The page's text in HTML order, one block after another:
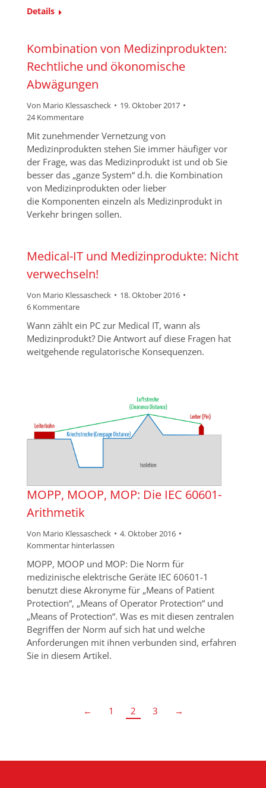
Details
Kombination von Medizinprodukten:
Rechtliche und ökonomische
Abwägungen
Von Mario Klessascheck
19. Oktober 2017
24 Kommentare
Mit zunehmender Vernetzung von
Medizinprodukten stehen Sie immer häufiger vor
der Frage, was das Medizinprodukt ist und ob Sie
besser das „ganze System“ d.h. die Kombination
von Medizinprodukten oder lieber
die Komponenten einzeln als Medizinprodukt in
Verkehr bringen sollen.
Medical-IT und Medizinprodukte: Nicht
verwechseln!
Von Mario Klessascheck
18. Oktober 2016
6 Kommentare
Wann zählt ein PC zur Medical IT, wann als
Medizinprodukt? Die Antwort auf diese Fragen hat
weitgehende regulatorische Konsequenzen.
MOPP, MOOP, MOP: Die IEC 60601-
Arithmetik
Von Mario Klessascheck
4. Oktober 2016
Kommentar hinterlassen
MOPP, MOOP und MOP: Die Norm für
medizinische elektrische Geräte IEC 60601-1
benutzt diese Akronyme für „Means of Patient
Protection“, „Means of Operator Protection“ und
„Means of Protection“. Was es mit diesen zentralen
Begriffen der Norm auf sich hat und welche
Anforderungen mit ihnen verbunden sind, erfahren
Sie in diesem Artikel.
← 1 2 3 →